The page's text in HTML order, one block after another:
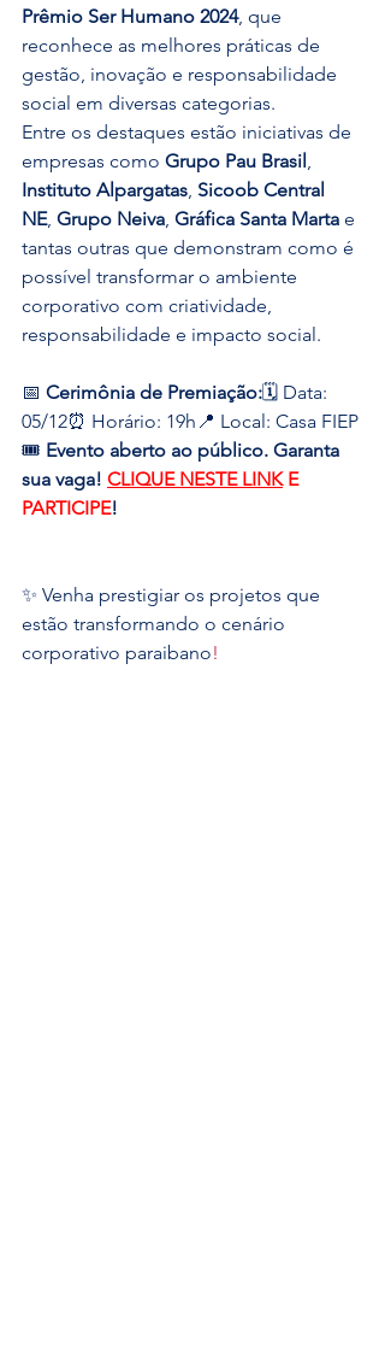
Prêmio Ser Humano 2024, que
reconhece as melhores práticas de
gestão, inovação e responsabilidade
social em diversas categorias.
Entre os destaques estão iniciativas de
empresas como Grupo Pau Brasil,
Instituto Alpargatas, Sicoob Central
NE, Grupo Neiva, Gráfica Santa Marta e
tantas outras que demonstram como é
possível transformar o ambiente
corporativo com criatividade,
responsabilidade e impacto social.
📅 Cerimônia de Premiação:🗓️ Data:
05/12⏰ Horário: 19h📍 Local: Casa FIEP
🎟️ Evento aberto ao público. Garanta
sua vaga! CLIQUE NESTE LINK E
PARTICIPE!
✨ Venha prestigiar os projetos que
estão transformando o cenário
corporativo paraibano!